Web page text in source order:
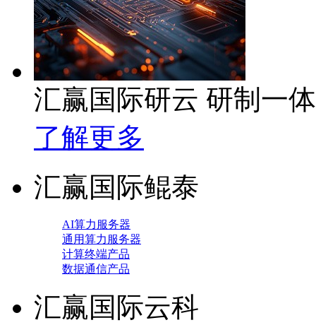
汇赢国际研云 研制一
了解更多
汇赢国际鲲泰
AI算力服务器
通用算力服务器
计算终端产品
数据通信产品
汇赢国际云科